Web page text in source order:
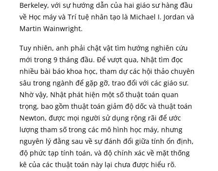
Berkeley, với sự hướng dẫn của hai giáo sư hàng đầu
về Học máy và Trí tuệ nhân tạo là Michael I. Jordan và
Martin Wainwright.
Tuy nhiên, anh phải chật vật tìm hướng nghiên cứu
mới trong 9 tháng đầu. Để vượt qua, Nhật tìm đọc
nhiều bài báo khoa học, tham dự các hội thảo chuyên
sâu trong ngành để gặp gỡ, trao đổi với các giáo sư.
Nhờ vậy, Nhật phát hiện một số thuật toán quan
trọng, bao gồm thuật toán giảm độ dốc và thuật toán
Newton, được mọi người sử dụng rộng rãi để ước
lượng tham số trong các mô hình học máy, nhưng
nguyên lý đằng sau về sự đánh đổi giữa tính ổn định,
độ phức tạp tính toán, và độ chính xác về mặt thống
kê của các thuật toán này lại chưa được hiểu rõ.